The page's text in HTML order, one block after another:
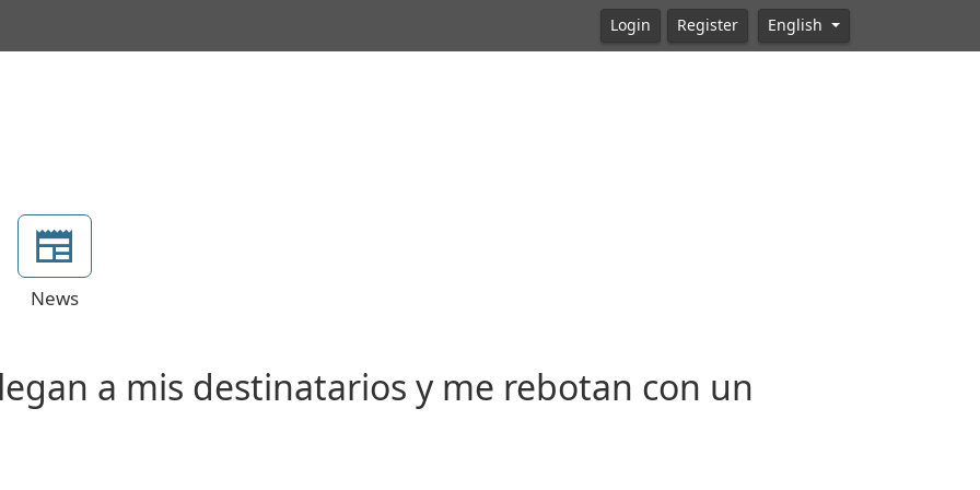
Login Register English
News
a mis destinatarios y me rebotan con un